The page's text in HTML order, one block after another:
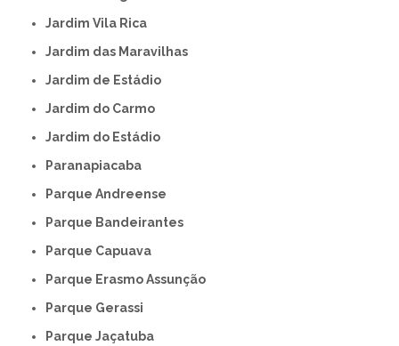
Jardim Vila Rica
Jardim das Maravilhas
Jardim de Estádio
Jardim do Carmo
Jardim do Estádio
Paranapiacaba
Parque Andreense
Parque Bandeirantes
Parque Capuava
Parque Erasmo Assunção
Parque Gerassi
Parque Jaçatuba